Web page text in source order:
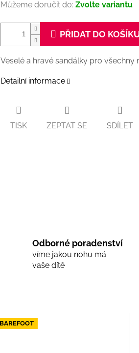
Můžeme doručit do: Zvolte variantu
PŘIDAT DO
Veselé a hravé sandálky pro všechny
Detailní informace
TISK ZEPTAT SE SDÍLET
Odborné poradenství
víme jakou nohu má
vaše dítě
BAREFOOT